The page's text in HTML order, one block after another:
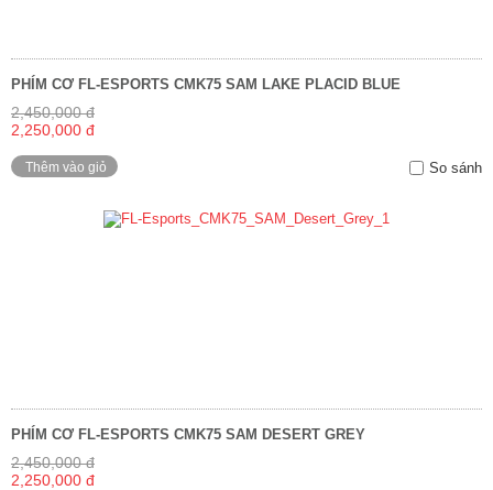
PHÍM CƠ FL-ESPORTS CMK75 SAM LAKE PLACID BLUE
2,450,000 đ
2,250,000 đ
Thêm vào giỏ So sánh
PHÍM CƠ FL-ESPORTS CMK75 SAM DESERT GREY
2,450,000 đ
2,250,000 đ